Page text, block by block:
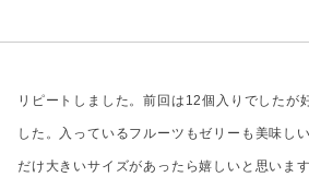
リピートしました。前回は12個入りでしたが
した。入っているフルーツもゼリーも美味し
だけ大きいサイズがあったら嬉しいと思います